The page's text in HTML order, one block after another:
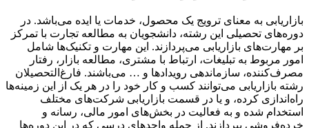
بازاریابی به معنای ترویج یک محصول، خدمات یا ایده می‌باشد. در
دوره‌های تحصیلی این رشته، دانشجویان به مطالعه تجارت با تمرکز
بر مهارت‌های‌ بازاریابی می‌پردازند. این مهارت و تکنیک‌ها شامل
امور مربوط به تبلیغات، ارتباط با مشتری، مطالعه بازار، رفتار
مصرف‌کننده، سازماندهی رویدادها و … می‌باشند. فارغ‌التحصیلان
رشته بازاریابی می‌توانند کسب و کار خود را در هر یک از این زمینه‌ها
راه‌اندازی کرده، و یا در قسمت بازاریابی شرکت‌های مختلف
استخدام شده و به فعالیت در بخش‌های امور مالی، رسانه و
خرده‌فروشی بپردازند. از جمله واحدهای درسی که در این دوره‌ها